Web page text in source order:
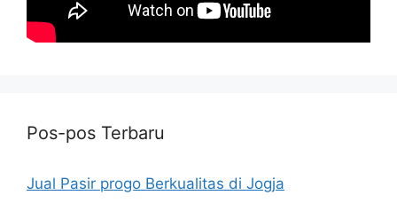
Pos-pos Terbaru
Jual Pasir progo Berkualitas di Jogja